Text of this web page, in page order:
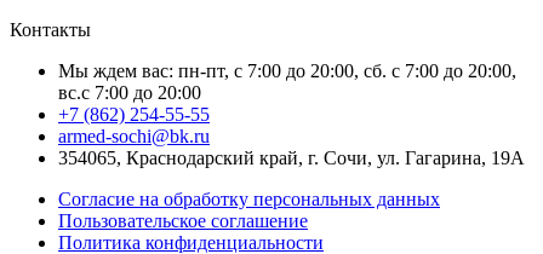
Контакты
Мы ждем вас: пн-пт, с 7:00 до 20:00, сб. с 7:00 до 20:00,
вс.с 7:00 до 20:00
+7 (862) 254-55-55
armed-sochi@bk.ru
354065, Краснодарский край, г. Сочи, ул. Гагарина, 19А
Согласие на обработку персональных данных
Пользовательское соглашение
Политика конфиденциальности